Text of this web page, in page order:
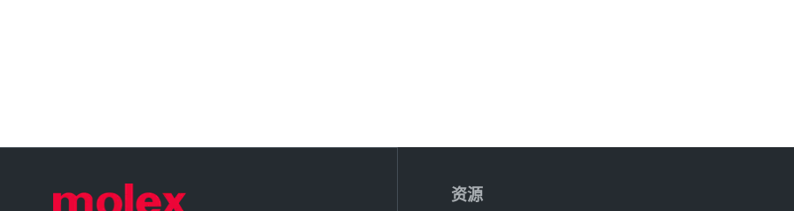
资源